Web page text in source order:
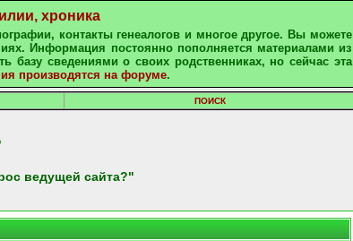
хроника
контакты генеалогов и многое другое. Вы можете
Информация постоянно пополняется материалами из
базу сведениями о своих родственниках, но сейчас эта
производятся на форуме.
ПОИСК
ведущей сайта?"